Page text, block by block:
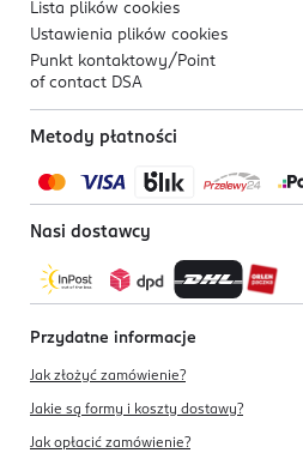
Lista plików cookies
Ustawienia plików cookies
Punkt kontaktowy/ Point
of contact DSA
Metody płatności
Nasi dostawcy
Przydatne informacje
Jak złożyć zamówienie?
Jakie są formy i koszty dostawy?
Jak opłacić zamówienie?